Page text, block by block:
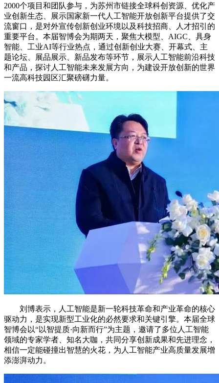
2000个项目和团队参与，为苏州市链接全球科创资源、优化产
业创新生态、展示国家新一代人工智能开放创新平台提供了交
流窗口，是对外宣传创新创业环境以及科技招商、人才招引的
重要平台。本届智博会为期两天，聚焦大模型、AIGC、具身
智能、工业AI等行业热点，通过创新创业大赛、开幕式、主
题论坛、展品展示、新品发布等环节，展示人工智能前沿科技
和产品，探讨人工智能未来发展方向，为建设开放创新的世界
一流高科技园区汇聚磅礴力量。
刘博表示，人工智能是新一轮科技革命和产业革命的核心
驱动力，是实现新型工业化的必然要求和关键引擎。本届全球
智博会以“以智提质·向新而行”为主题，邀请了多位人工智能
领域的专家学者、知名大咖，共同分享创新成果和先进理念，
相信一定能碰撞出智慧的火花，为人工智能产业高质量发展增
添澎湃动力。